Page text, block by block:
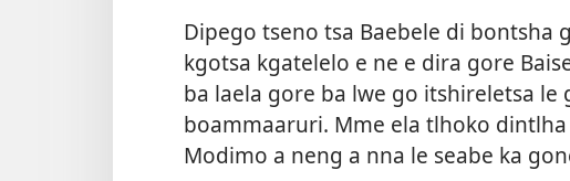
Dipego tseno tsa Baebele di bontsha
kgotsa kgatelelo e ne e dira gore
ba laela gore ba lwe go itshireletsa le
boammaaruri. Mme ela tlhoko
Modimo a neng a nna le seabe ka